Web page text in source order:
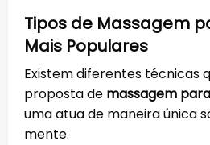
Tipos de Massagem
Mais Populares
Existem diferentes técnicas
proposta de massagem
uma atua de maneira única
mente.